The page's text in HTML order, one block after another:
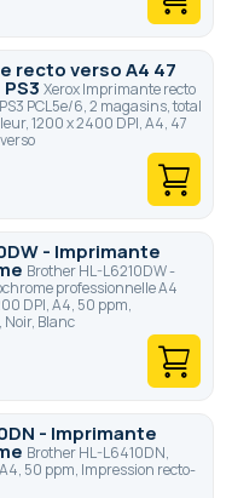
recto verso A4 47
Xerox Imprimante recto
PCL5e/6, 2 magasins, total
1200 x 2400 DPI, A4, 47
- Imprimante
Brother HL-L6210DW -
professionnelle A4
DPI, A4, 50 ppm,
Blanc
- Imprimante
Brother HL-L6410DN,
50 ppm, Impression recto-